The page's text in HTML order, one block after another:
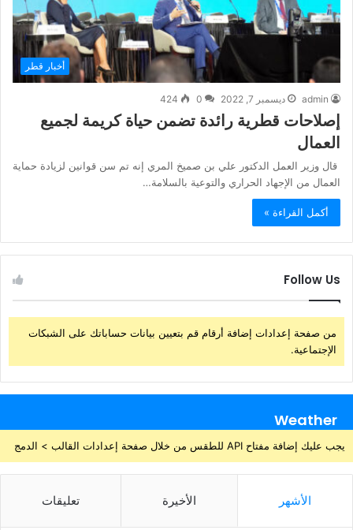
أخبار قطر
admin ديسمبر 7, 2022 0
424
إصلاحات قطرية رائدة تضمن حياة كريمة لجميع
العمال
قال وزير العمل الدكتور علي بن صميخ المري إنه تم سن قوانين لزيادة حماية
العمال من الإجهاد الحراري والتوعية بالسلامة…
أكمل القراءة »
Follow Us
من صفحة إعدادات إضافة أرقام قم بتعيين بيانات حساباتك على الشبكات
الإجتماعية.
Weather
يجب عليك إضافة مفتاح API للطقس من خلال صفحة إعدادات القالب > الدمج
الأشهر الأخيرة تعليقات